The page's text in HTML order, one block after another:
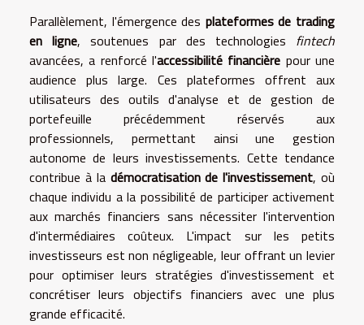
Parallèlement, l'émergence des plateformes de trading
en ligne, soutenues par des technologies fintech
avancées, a renforcé l'accessibilité financière pour une
audience plus large. Ces plateformes offrent aux
utilisateurs des outils d'analyse et de gestion de
portefeuille précédemment réservés aux
professionnels, permettant ainsi une gestion
autonome de leurs investissements. Cette tendance
contribue à la démocratisation de l'investissement, où
chaque individu a la possibilité de participer activement
aux marchés financiers sans nécessiter l'intervention
d'intermédiaires coûteux. L'impact sur les petits
investisseurs est non négligeable, leur offrant un levier
pour optimiser leurs stratégies d'investissement et
concrétiser leurs objectifs financiers avec une plus
grande efficacité.